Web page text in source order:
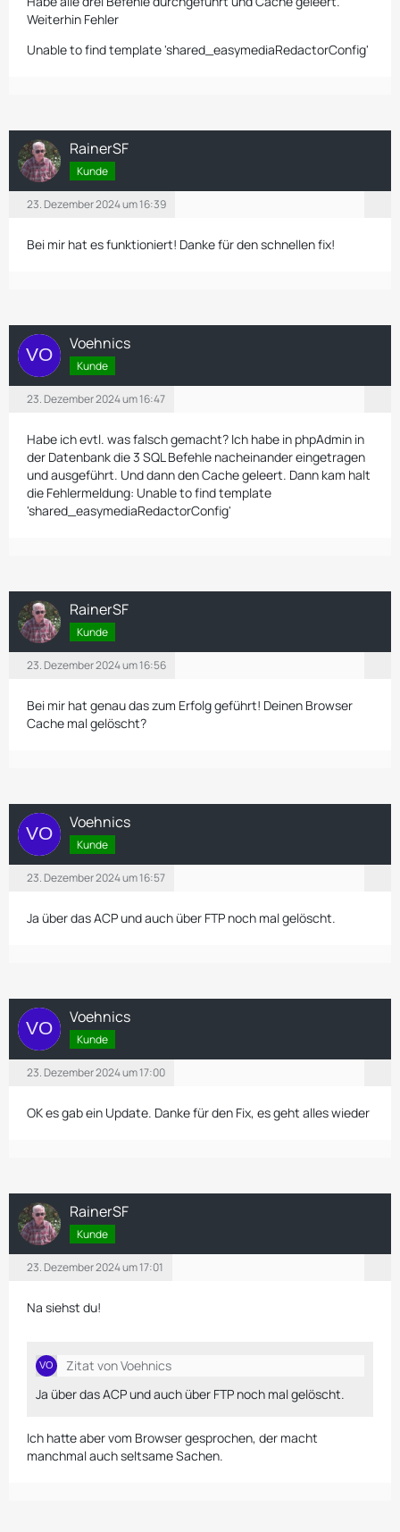
Weiterhin Fehler
Unable to find template 'shared_easymediaRedactorConfig'
RainerSF
Kunde
23. Dezember 2024 um 16:39
Bei mir hat es funktioniert! Danke für den schnellen fix!
Voehnics
Kunde
23. Dezember 2024 um 16:47
Habe ich evtl. was falsch gemacht? Ich habe in phpAdmin in
der Datenbank die 3 SQL Befehle nacheinander eingetragen
und ausgeführt. Und dann den Cache geleert. Dann kam halt
die Fehlermeldung: Unable to find template
'shared_easymediaRedactorConfig'
RainerSF
Kunde
23. Dezember 2024 um 16:56
Bei mir hat genau das zum Erfolg geführt! Deinen Browser
Cache mal gelöscht?
Voehnics
Kunde
23. Dezember 2024 um 16:57
Ja über das ACP und auch über FTP noch mal gelöscht.
Voehnics
Kunde
23. Dezember 2024 um 17:00
OK es gab ein Update. Danke für den Fix, es geht alles wieder
RainerSF
Kunde
23. Dezember 2024 um 17:01
Na siehst du!
Zitat von Voehnics
Ja über das ACP und auch über FTP noch mal gelöscht.
Ich hatte aber vom Browser gesprochen, der macht
manchmal auch seltsame Sachen.